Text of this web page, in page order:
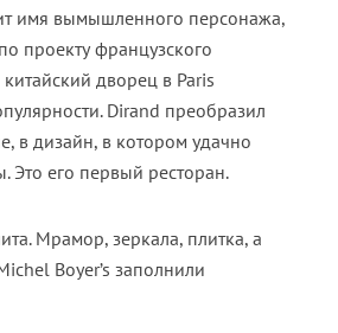
имя вымышленного персонажа,
проекту французского
дворец в Paris
Dirand преобразил
в дизайн, в котором удачно
Это его первый ресторан.
Мрамор, зеркала, плитка, а
Boyer’s заполнили